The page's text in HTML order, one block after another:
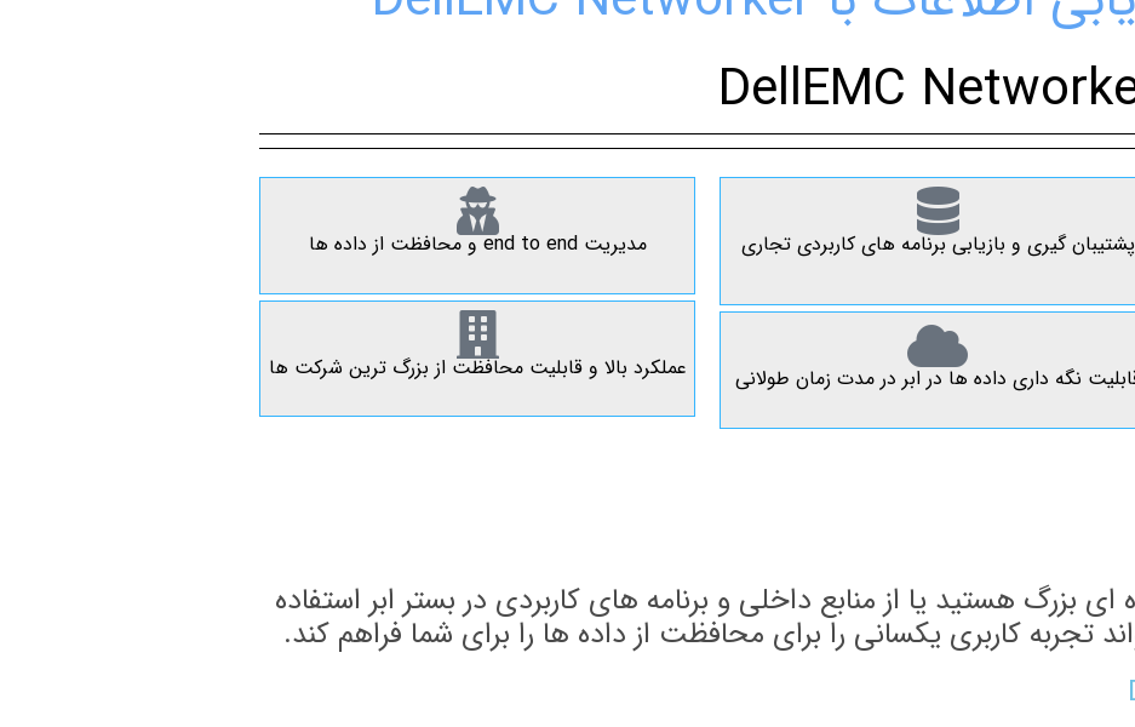
DellEMC
پشتیبان گیری و بازیابی برنامه های کاربردی تجاری
نگه داری داده ها در ابر در مدت زمان طولانی
مدیریت end to end و محافظت از داده ها
عملکرد بالا و قابلیت محافظت از بزرگ ترین شرکت ها
بزرگ هستید یا از منابع داخلی و برنامه های کاربردی در بستر ابر استفاده